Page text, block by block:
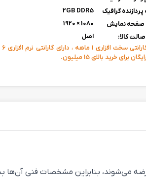
گرافیک
نمایش
کالا:
اصل
برای خرید بالای 15 میلیون.